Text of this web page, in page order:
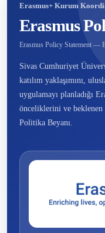
Erasmus+ Kurum
Erasmus
Erasmus Policy Statement —
Sivas Cumhuriyet
katılım yaklaşımını,
uygulamayı planladığı
önceliklerini ve beklenen
Politika Beyanı.